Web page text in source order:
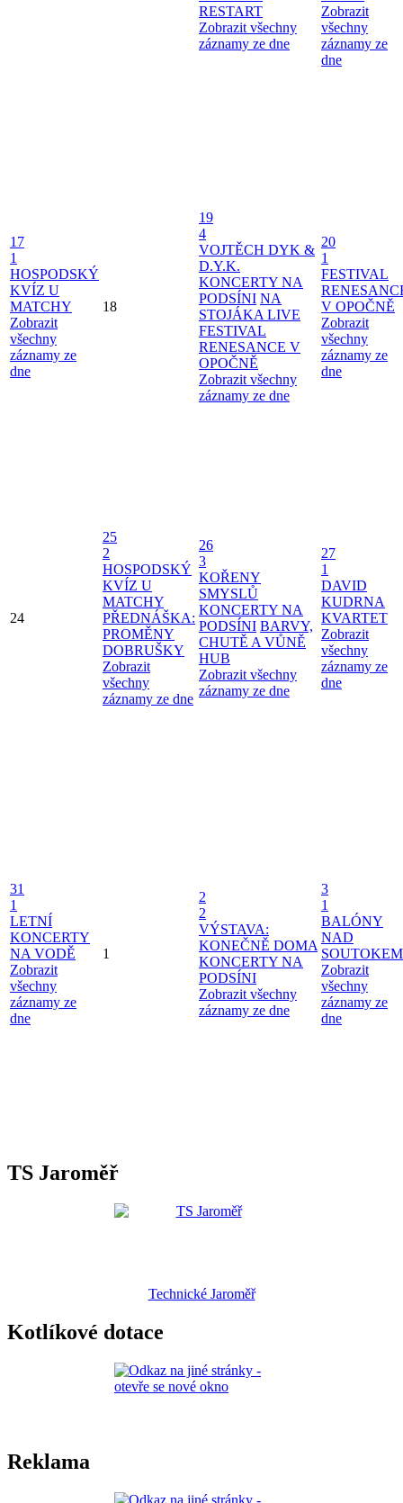
RESTART
Zobrazit všechny
záznamy ze dne
Zobrazit
všechny
záznamy ze
dne
17
1
HOSPODSKÝ
KVÍZ U
MATCHY
Zobrazit
všechny
záznamy ze
dne
18
19
4
VOJTĚCH DYK &
D.Y.K.
KONCERTY NA
PODSÍNI NA
STOJÁKA LIVE
FESTIVAL
RENESANCE V
OPOČNĚ
Zobrazit všechny
záznamy ze dne
20
1
FESTIVAL
V OPOČNĚ
Zobrazit
všechny
záznamy ze
dne
24
25
2
HOSPODSKÝ
KVÍZ U
MATCHY
PŘEDNÁŠKA:
PROMĚNY
DOBRUŠKY
Zobrazit
všechny
záznamy ze dne
26
3
KOŘENY
SMYSLŮ
KONCERTY NA
PODSÍNI BARVY,
CHUTĚ A VŮNĚ
HUB
Zobrazit všechny
záznamy ze dne
27
1
DAVID
KUDRNA
KVARTET
Zobrazit
všechny
záznamy ze
dne
31
1
LETNÍ
KONCERTY
NA VODĚ
Zobrazit
všechny
záznamy ze
dne
1
2
2
VÝSTAVA:
KONEČNĚ DOMA
KONCERTY NA
PODSÍNI
Zobrazit všechny
záznamy ze dne
3
1
BALÓNY
NAD
SOUTOKEM
Zobrazit
všechny
záznamy ze
dne
TS Jaroměř
Technické Jaroměř
Kotlíkové dotace
Reklama